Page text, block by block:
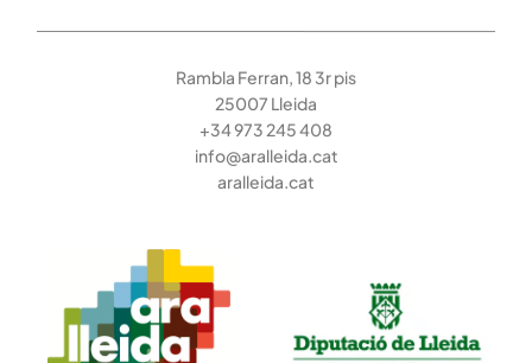
Rambla Ferran, 18 3r pis
25007 Lleida
+34 973 245 408
info@aralleida.cat
aralleida.cat